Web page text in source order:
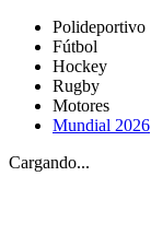
Polideportivo
Fútbol
Hockey
Rugby
Motores
Mundial 2026
Cargando...